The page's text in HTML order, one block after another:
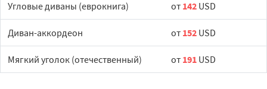
Угловые диваны (еврокнига) от 142 USD
Диван-аккордеон от 152 USD
Мягкий уголок (отечественный) от 191 USD